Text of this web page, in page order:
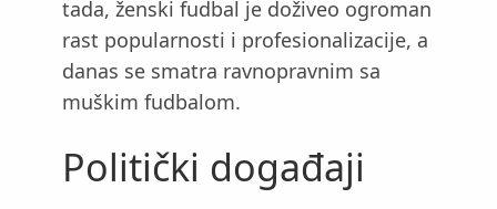
tada, ženski fudbal je doživeo ogroman
rast popularnosti i profesionalizacije, a
danas se smatra ravnopravnim sa
muškim fudbalom.
Politički događaji